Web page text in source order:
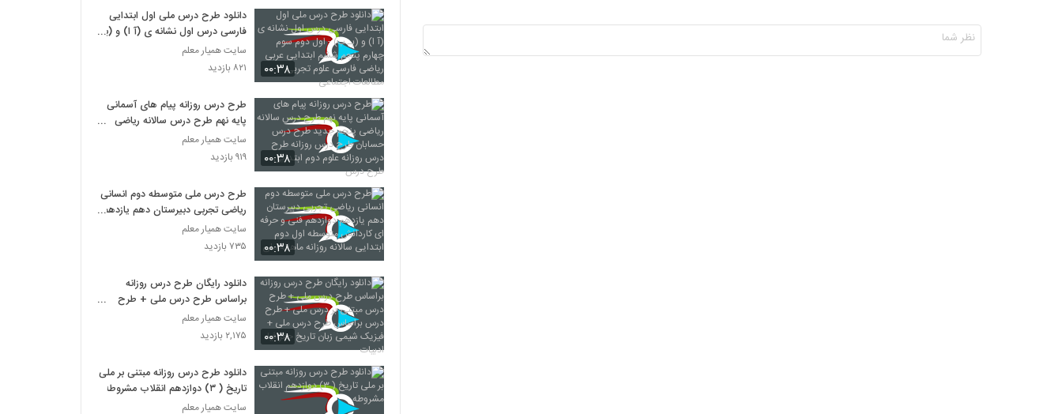
۰۰:۳۸
دانلود طرح درس ملی اول ابتدایی
فارسی درس اول نشانه ی (آ ا) و (بـ
ب) - اول دوم سوم چهارم پنجم ششم
ابتدایی عربی ریاضی فارسی علوم
تجربی مطالعات اجتماعی
سایت همیار معلم
۸۲۱ بازدید
۰۰:۳۸
طرح درس روزانه پیام های آسمانی
پایه نهم طرح درس سالانه ریاضی
پنجم جدید طرح درس حسابان طرح
درس روزانه طرح درس روزانه علوم
دوم ابتدایی طرح درس
سایت همیار معلم
۹۱۹ بازدید
۰۰:۳۸
طرح درس ملی متوسطه دوم انسانی
ریاضی تجربی دبیرستان دهم یازدهم
دوازدهم فنی و حرفه ای کاردانش
متوسطه اول دوم ابتدایی سالانه
روزانه ماهانه ملی
سایت همیار معلم
۷۳۵ بازدید
۰۰:۳۸
دانلود رایگان طرح درس روزانه
براساس طرح درس ملی + طرح
درس مبتنی بر درس ملی + طرح
درس براساس طرح درس ملی +
فیزیک شیمی زبان تاریخ جغرافیا
سایت همیار معلم
۲,۱۷۵ بازدید
دانلود طرح درس روزانه مبتنی بر ملی
تاریخ ( ۳) دوازدهم انقلاب مشروطه
سایت همیار معلم